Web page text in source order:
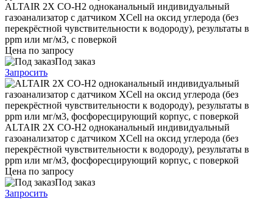
ALTAIR 2X CO-H2 одноканальный индивидуальный
газоанализатор с датчиком XCell на оксид углерода (без
перекрёстной чувствительности к водороду), результаты в
ppm или мг/м3, с поверкой
Цена по запросу
Под заказ
Запросить
ALTAIR 2X CO-H2 одноканальный индивидуальный
газоанализатор с датчиком XCell на оксид углерода (без
перекрёстной чувствительности к водороду), результаты в
ppm или мг/м3, фосфоресцирующий корпус, с поверкой
Цена по запросу
Под заказ
Запросить